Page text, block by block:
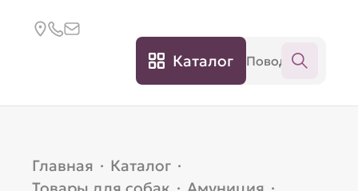
Каталог
Главная · Каталог ·